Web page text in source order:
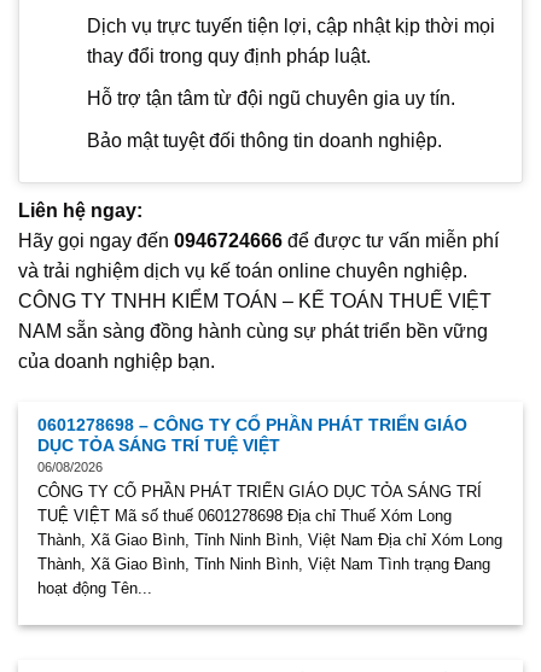
Dịch vụ trực tuyến tiện lợi, cập nhật kịp thời mọi
thay đổi trong quy định pháp luật.
Hỗ trợ tận tâm từ đội ngũ chuyên gia uy tín.
Bảo mật tuyệt đối thông tin doanh nghiệp.
Liên hệ ngay:
Hãy gọi ngay đến 0946724666 để được tư vấn miễn phí
và trải nghiệm dịch vụ kế toán online chuyên nghiệp.
CÔNG TY TNHH KIỂM TOÁN – KẾ TOÁN THUẾ VIỆT
NAM sẵn sàng đồng hành cùng sự phát triển bền vững
của doanh nghiệp bạn.
0601278698 – CÔNG TY CỔ PHẦN PHÁT TRIỂN GIÁO
DỤC TỎA SÁNG TRÍ TUỆ VIỆT
06/08/2026
CÔNG TY CỔ PHẦN PHÁT TRIỂN GIÁO DỤC TỎA SÁNG TRÍ
TUỆ VIỆT Mã số thuế 0601278698 Địa chỉ Thuế Xóm Long
Thành, Xã Giao Bình, Tỉnh Ninh Bình, Việt Nam Địa chỉ Xóm Long
Thành, Xã Giao Bình, Tỉnh Ninh Bình, Việt Nam Tình trạng Đang
hoạt động Tên...